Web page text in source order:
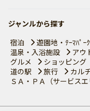
ジャンルから探す
宿泊
遊園地・ﾃｰﾏﾊﾟｰｸ
温泉・入浴施設
アウ
グルメ
ショッピング
道の駅
旅行
カル
ＳＡ・ＰＡ（サービスエ